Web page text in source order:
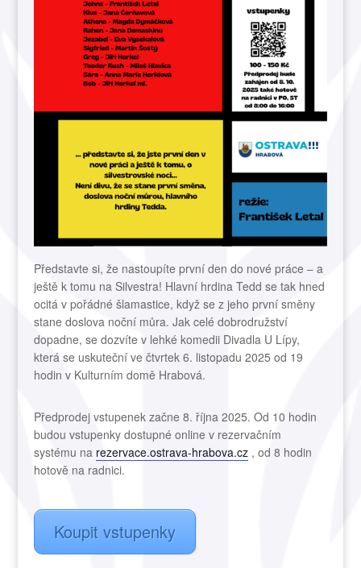
Představte si, že nastoupíte první den do nové práce – a
ještě k tomu na Silvestra! Hlavní hrdina Tedd se tak hned
ocitá v pořádné šlamastice, když se z jeho první směny
stane doslova noční můra. Jak celé dobrodružství
dopadne, se dozvíte v lehké komedii Divadla U Lípy,
která se uskuteční ve čtvrtek 6. listopadu 2025 od 19
hodin v Kulturním domě Hrabová.
Předprodej vstupenek začne 8. října 2025. Od 10 hodin
budou vstupenky dostupné online v rezervačním
systému na rezervace.ostrava-hrabova.cz , od 8 hodin
hotově na radnici.
Koupit vstupenky